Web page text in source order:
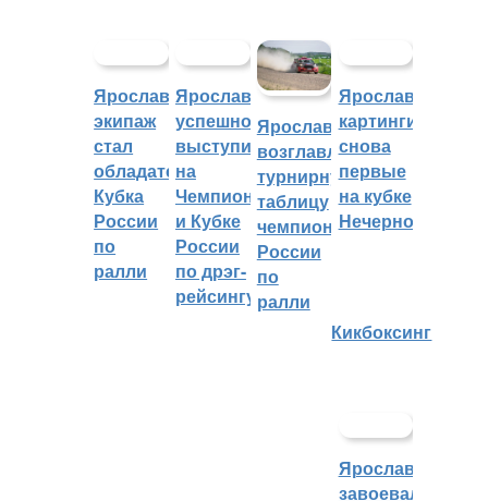
Ярославский
экипаж
стал
обладателем
Кубка
России
по
ралли
Ярославцы
успешно
выступили
на
Чемпионате
и Кубке
России
по дрэг-
рейсингу
Ярославцы
возглавляют
турнирную
таблицу
чемпионата
России
по
ралли
Ярославские
картингисты
снова
первые
на кубке
Нечерноземья
Кикбоксинг
Ярославцы
завоевали